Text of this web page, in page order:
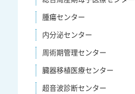
腫瘍センター
内分泌センター
周術期管理センター
臓器移植医療センター
超音波診断センター